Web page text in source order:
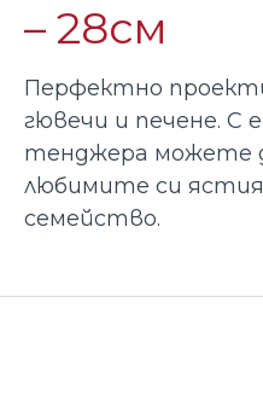
– 28см
Перфектно
гювечи и печене. С
тенджера можете
любимите си
семейство.